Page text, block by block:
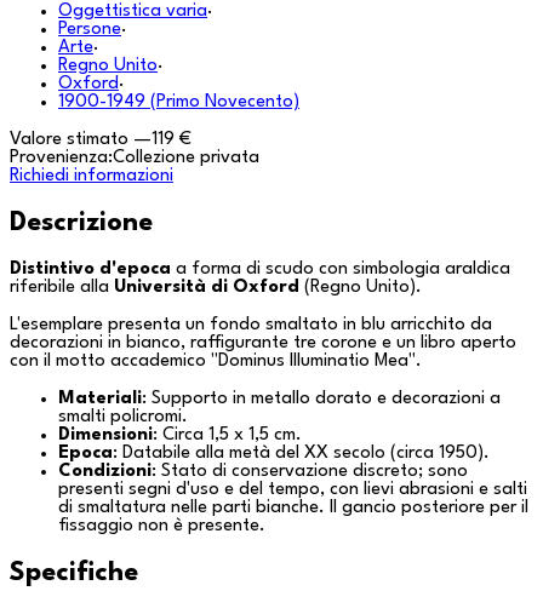
Oggettistica varia·
Persone·
Arte·
Regno Unito·
Oxford ·
1900-1949 (Primo Novecento)
Valore stimato —119 €
Provenienza:Collezione privata
Richiedi informazioni
Descrizione
Distintivo d'epoca a forma di scudo con simbologia araldica
riferibile alla Università di Oxford ( Regno Unito).
L'esemplare presenta un fondo smaltato in blu arricchito da
decorazioni in bianco, raffigurante tre corone e un libro aperto
con il motto accademico " Dominus Illuminatio Mea".
Materiali: Supporto in metallo dorato e decorazioni a
smalti policromi.
Dimensioni: Circa 1,5 x 1,5 cm.
Epoca: Databile alla metà del XX secolo (circa 1950).
Condizioni: Stato di conservazione discreto; sono
presenti segni d'uso e del tempo, con lievi abrasioni e salti
di smaltatura nelle parti bianche. Il gancio posteriore per il
fissaggio non è presente.
Specifiche